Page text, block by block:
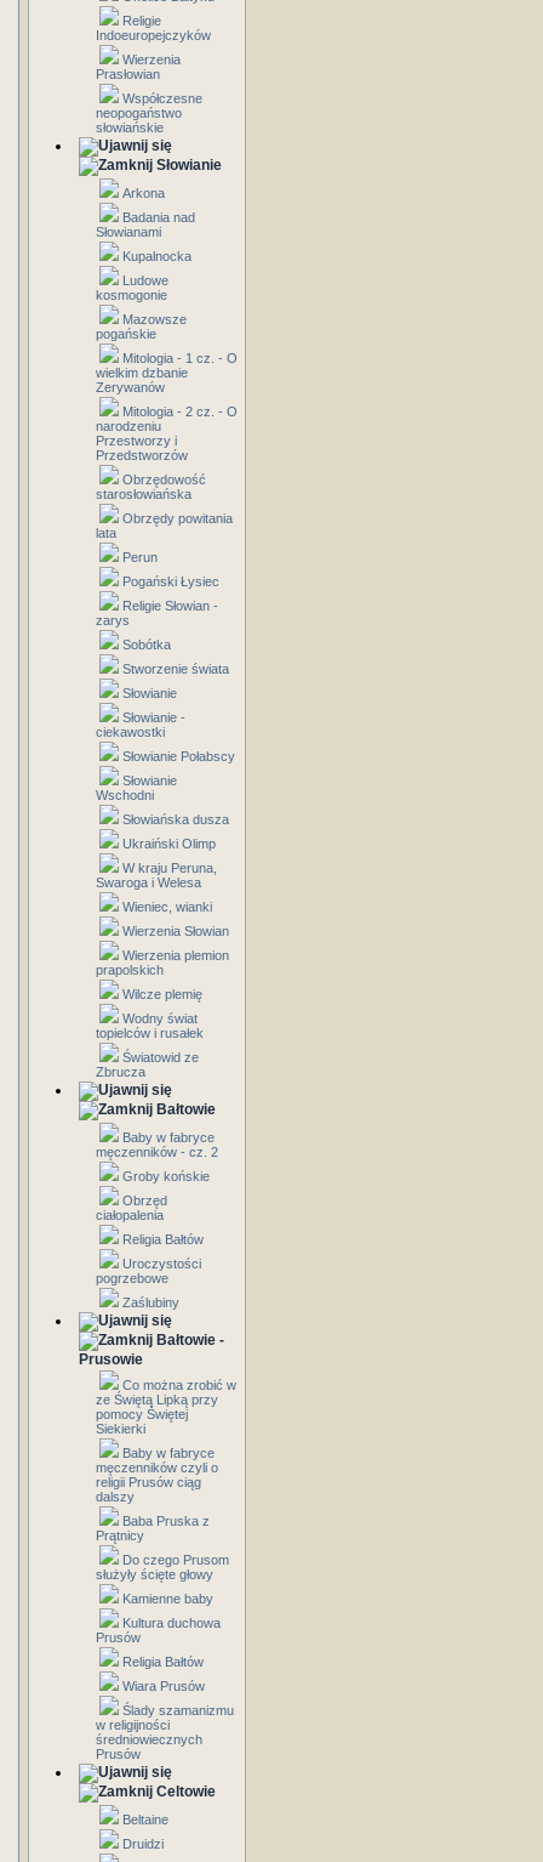
Religie
Indoeuropejczyków
Wierzenia
Prasłowian
Współczesne
neopogaństwo
słowiańskie
Słowianie
Arkona
Badania nad
Słowianami
Kupalnocka
Ludowe
kosmogonie
Mazowsze
pogańskie
Mitologia - 1 cz. - O
wielkim dzbanie
Zerywanów
Mitologia - 2 cz. - O
narodzeniu
Przestworzy i
Przedstworzów
Obrzędowość
starosłowiańska
Obrzędy powitania
lata
Perun
Pogański Łysiec
Religie Słowian -
zarys
Sobótka
Stworzenie świata
Słowianie
Słowianie -
ciekawostki
Słowianie Połabscy
Słowianie
Wschodni
Słowiańska dusza
Ukraiński Olimp
W kraju Peruna,
Swaroga i Welesa
Wieniec, wianki
Wierzenia Słowian
Wierzenia plemion
prapolskich
Wilcze plemię
Wodny świat
topielców i rusałek
Światowid ze
Zbrucza
Bałtowie
Baby w fabryce
męczenników - cz. 2
Groby końskie
Obrzęd
ciałopalenia
Religia Bałtów
Uroczystości
pogrzebowe
Zaślubiny
Bałtowie -
Prusowie
Co można zrobić w
ze Świętą Lipką przy
pomocy Świętej
Siekierki
Baby w fabryce
męczenników czyli o
religii Prusów ciąg
dalszy
Baba Pruska z
Prątnicy
Do czego Prusom
służyły ścięte głowy
Kamienne baby
Kultura duchowa
Prusów
Religia Bałtów
Wiara Prusów
Ślady szamanizmu
w religijności
średniowiecznych
Prusów
Celtowie
Beltaine
Druidzi